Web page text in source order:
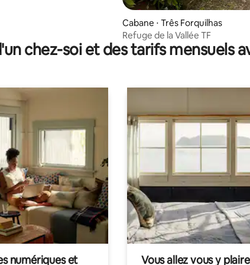
Cabane ⋅ Três Forquilhas
Refuge de la Vallée TF
chez-soi et des tarifs mensuels
numériques et
Vous allez vous y plaire